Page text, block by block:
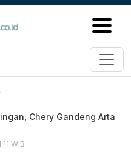
Chery Gandeng Arta
WIB